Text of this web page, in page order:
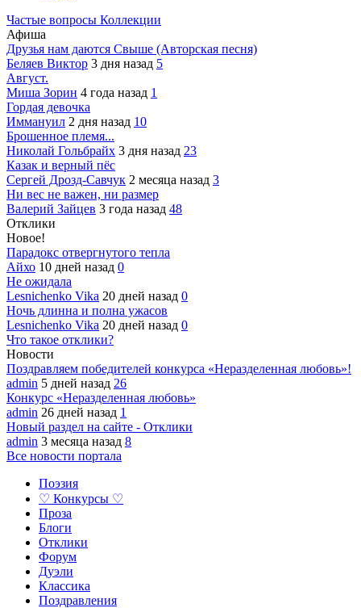
Частые вопросы Коллекции
Афиша
Друзья нам даются Свыше (Авторская песня)
Беляев Виктор 3 дня назад 5
Август.
Миша Зорин 4 года назад 1
Гордая девочка
Иммануил 2 дня назад 10
Брошенное племя...
Николай Гольбрайх 3 дня назад 23
Казак и верный пёс
Сергей Дрозд-Савчук 2 месяца назад 3
Ни вес не важен, ни размер
Валерий Зайцев 3 года назад 48
Отклики
Новое!
Парадокс отвергнутого тепла
Айхо 10 дней назад 0
Не ожидала
Lesnichenko Vika 20 дней назад 0
Ночь длинна и полна ужасов
Lesnichenko Vika 20 дней назад 0
Что такое отклики?
Новости
Поздравляем победителей конкурса «Неразделенная любовь»!
admin 5 дней назад 26
Конкурс «Неразделенная любовь»
admin 26 дней назад 1
Новый раздел на сайте - Отклики
admin 3 месяца назад 8
Все новости портала
Поэзия
♡ Конкурсы ♡
Проза
Блоги
Отклики
Форум
Дуэли
Классика
Поздравления